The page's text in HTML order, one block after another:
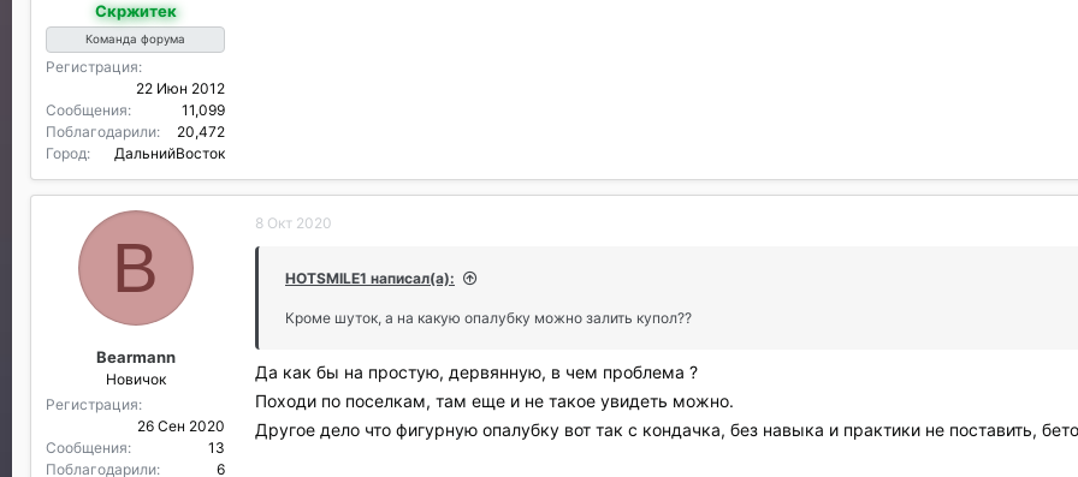
Скржитек
Команда форума
Регистрация
22 Июн 2012
Сообщения
11,099
Поблагодарили
20,472
Город
ДальнийВосток
B
Bearmann
Новичок
Регистрация
26 Сен 2020
Сообщения
13
Поблагодарили
6
8 Окт 2020
HOTSMILE1 написал(а):
Кроме шуток, а на какую опалубку можно залить купол??
Да как бы на простую, дервянную, в чем проблема ?
Походи по поселкам, там еще и не такое увидеть можно.
Другое дело что фигурную опалубку вот так с кондачка, без навыка и практики не поставить,